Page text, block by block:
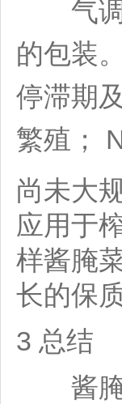
气调
的包装
停滞期
繁殖；
尚未大
应用于
样酱腌
长的保
3 总结
酱腌